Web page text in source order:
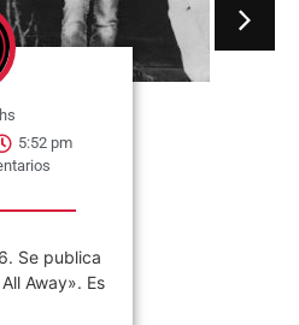
5:52 pm
Se publica
Away». Es